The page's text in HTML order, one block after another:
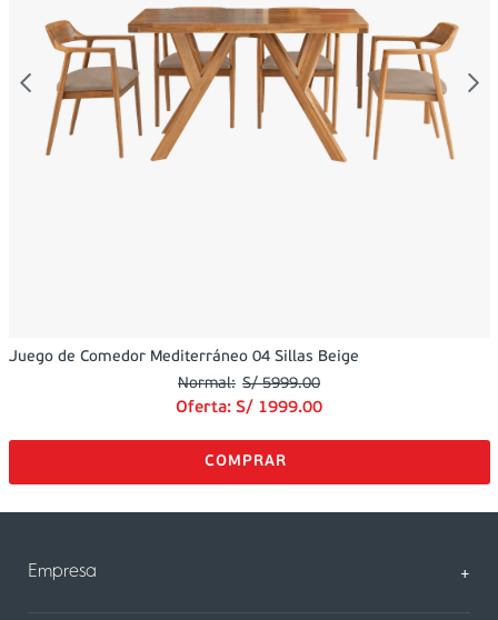
Juego de Comedor Mediterráneo 04 Sillas Beige
S/ 5999.00
Oferta: S/ 1999.00
Empresa +